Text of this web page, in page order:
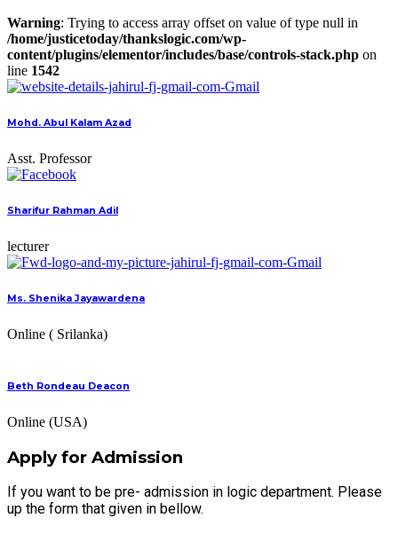
Warning: Trying to access array offset on value of type null in
/home/justicetoday/thankslogic.com/wp-
content/plugins/elementor/includes/base/controls-stack.php on
line 1542
Mohd. Abul Kalam Azad
Asst. Professor
Sharifur Rahman Adil
lecturer
Ms. Shenika Jayawardena
Online ( Srilanka)
Beth Rondeau Deacon
Online (USA)
Apply for Admission
If you want to be pre- admission in logic department. Please
up the form that given in bellow.